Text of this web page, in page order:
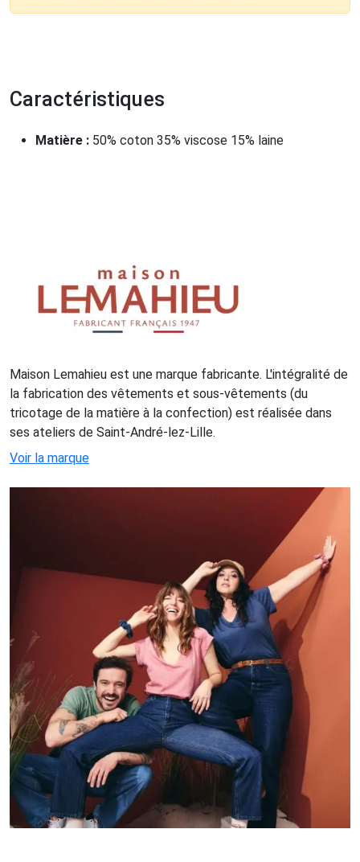
Caractéristiques
Matière : 50% coton 35% viscose 15% laine
Maison Lemahieu est une marque fabricante. L'intégralité de
la fabrication des vêtements et sous-vêtements (du
tricotage de la matière à la confection) est réalisée dans
ses ateliers de Saint-André-lez-Lille.
Voir la marque